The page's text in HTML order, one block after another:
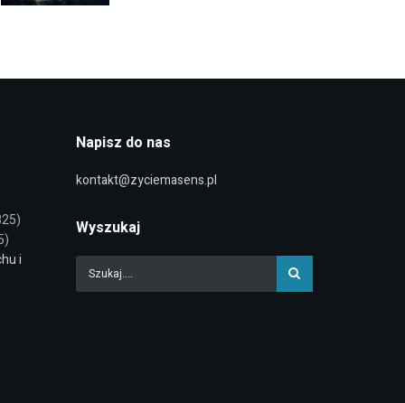
i
Napisz do nas
kontakt@zyciemasens.pl
Wyszukaj